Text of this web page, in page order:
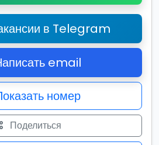
в Telegram
email
номер
Поделиться